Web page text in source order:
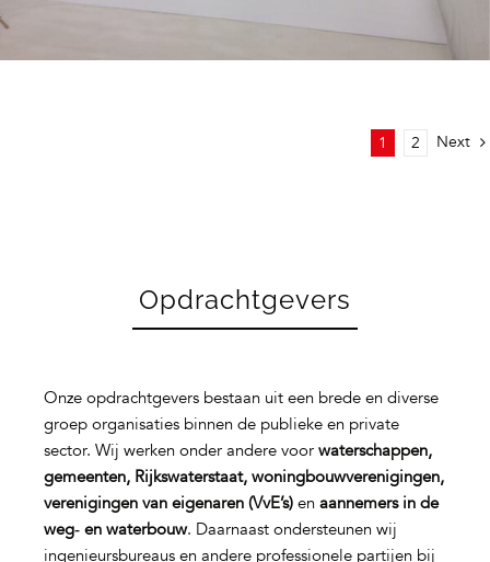
1 2 Next
Opdrachtgevers
Onze opdrachtgevers bestaan uit een brede en diverse
groep organisaties binnen de publieke en private
sector. Wij werken onder andere voor waterschappen,
gemeenten, Rijkswaterstaat, woningbouwverenigingen,
verenigingen van eigenaren (VvE’s)en aannemers in de
weg‑ en waterbouw. Daarnaast ondersteunen wij
ingenieursbureaus en andere professionele partijen bij